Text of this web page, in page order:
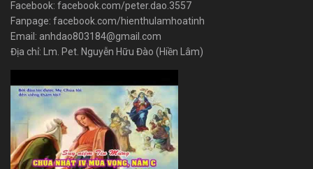
Facebook: facebook.com/peter.dao.3557
Fanpage: facebook.com/hienthulamhoatinh
Email: anhdao803184@gmail.com
Địa chỉ: Lm. Pet. Nguyễn Hữu Đào (Hiền Lâm)